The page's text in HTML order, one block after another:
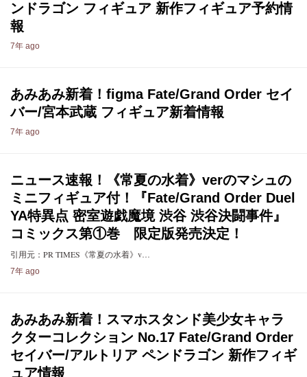
ンドラゴン フィギュア 新作フィギュア予約情
報
7年 ago
あみあみ新着！figma Fate/Grand Order セイ
バー/宮本武蔵 フィギュア新着情報
7年 ago
ニュース速報！《常夏の水着》verのマシュの
ミニフィギュア付！『Fate/Grand Order Duel
YA特異点 密室遊戯魔境 渋谷 渋谷決闘事件』
コミックス第①巻 限定版発売決定！
引用元：PR TIMES《常夏の水着》v…
7年 ago
あみあみ新着！スマホスタンド美少女キャラ
クターコレクション No.17 Fate/Grand Order
セイバー/アルトリア ペンドラゴン 新作フィギ
ュア情報